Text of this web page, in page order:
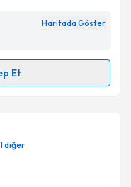
ilişkin
belirtilen
ediyorum.
Haritada Göster
Et
takvimi talebi
almanız için bir
bilgilendireceğiz.
1diğer